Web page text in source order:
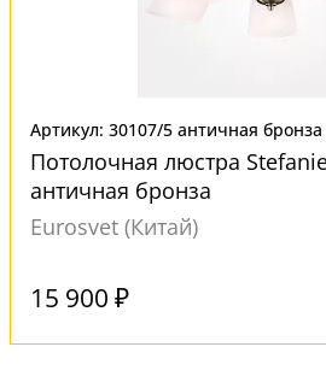
Артикул: 30107/5 античная бронза
Потолочная люстра
античная бронза
Eurosvet (Китай)
15 900 ₽